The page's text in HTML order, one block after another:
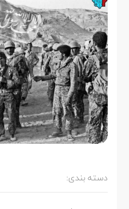
دسته بندی: